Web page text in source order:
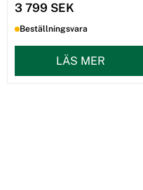
3 799 SEK
Beställningsvara
LÄS MER